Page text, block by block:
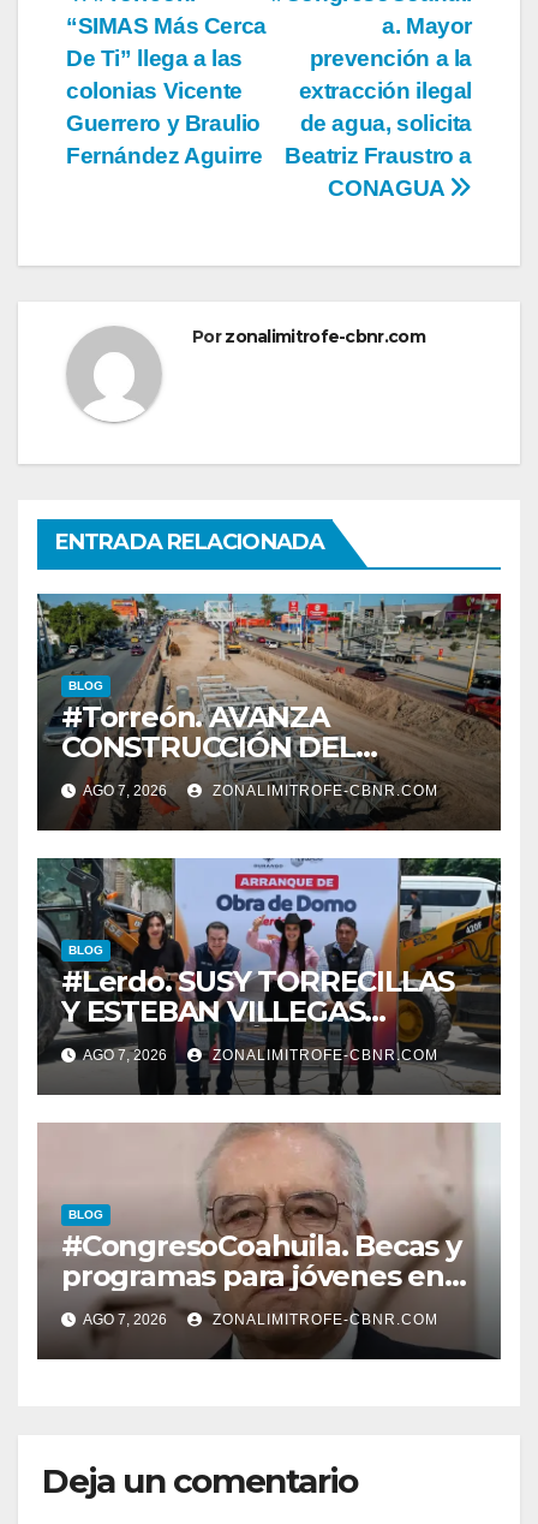
de
entradas
a. Mayor
prevención a la
extracción ilegal
de agua, solicita
Beatriz Fraustro a
CONAGUA
“SIMAS Más Cerca
De Ti” llega a las
colonias Vicente
Guerrero y Braulio
Fernández Aguirre
Porzonalimitrofe-cbnr.com
ENTRADA RELACIONADA
BLOG
#Torreón. AVANZA
CONSTRUCCIÓN DEL
SISTEMA VIAL ORIENTE,
SOBRE BULEVAR
REVOLUCIÓN
AGO 7, 2026 ZONALIMITROFE-CBNR.COM
BLOG
#Lerdo. SUSY TORRECILLAS
Y ESTEBAN VILLEGAS
ENTREGAN TÍTULOS DE
PROPIEDAD A FAMILIAS
LERDENSES Y DAN
ARRANQUE A LA
CONSTRUCCIÓN DE DOMO
EN CARLOS REAL*
AGO 7, 2026 ZONALIMITROFE-CBNR.COM
BLOG
#CongresoCoahuila. Becas y
programas para jóvenes en
áreas agropecuarias, plantea
Raúl Onofre
AGO 7, 2026 ZONALIMITROFE-CBNR.COM
Deja un comentario